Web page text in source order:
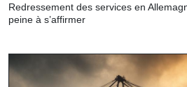
Redressement des services en
peine à s’affirmer